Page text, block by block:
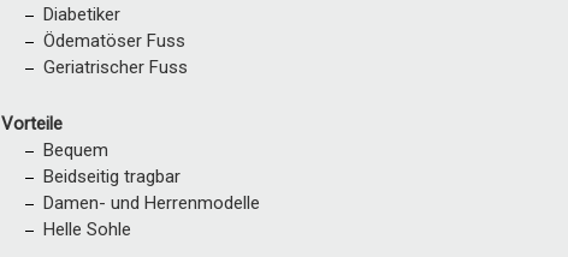
Diabetiker
Ödematöser Fuss
Geriatrischer Fuss
Vorteile
Bequem
Beidseitig tragbar
Damen- und Herrenmodelle
Helle Sohle